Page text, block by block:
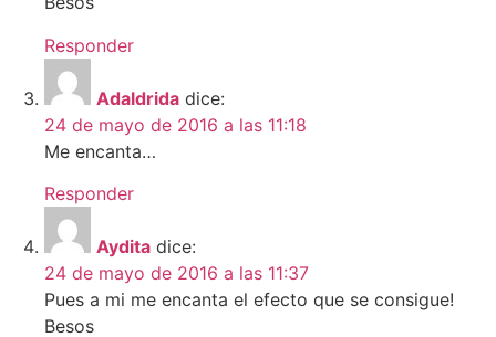
Responder
Adaldrida dice:
24 de mayo de 2016 a las 11:18
Me encanta…
Responder
Aydita dice:
24 de mayo de 2016 a las 11:37
Pues a mi me encanta el efecto que se consigue!
Besos